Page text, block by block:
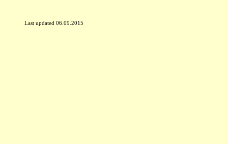
Last updated 06.09.2015